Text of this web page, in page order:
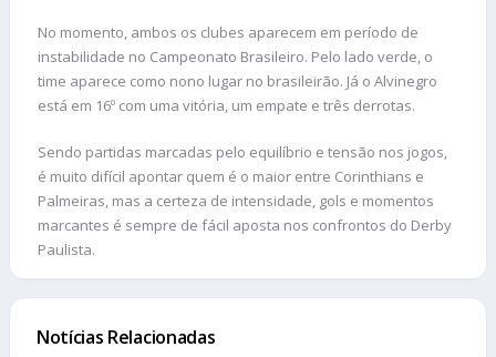
No momento, ambos os clubes aparecem em período de
instabilidade no Campeonato Brasileiro. Pelo lado verde, o
time aparece como nono lugar no brasileirão. Já o Alvinegro
está em 16º com uma vitória, um empate e três derrotas.
Sendo partidas marcadas pelo equilíbrio e tensão nos jogos,
é muito difícil apontar quem é o maior entre Corinthians e
Palmeiras, mas a certeza de intensidade, gols e momentos
marcantes é sempre de fácil aposta nos confrontos do Derby
Paulista.
Notícias Relacionadas